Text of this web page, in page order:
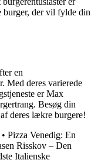
burger, der vil fylde din
en
Med deres varierede
er Max
Besøg din
deres lækre burgere!
• Pizza Venedig: En
Risskov – Den
Italienske